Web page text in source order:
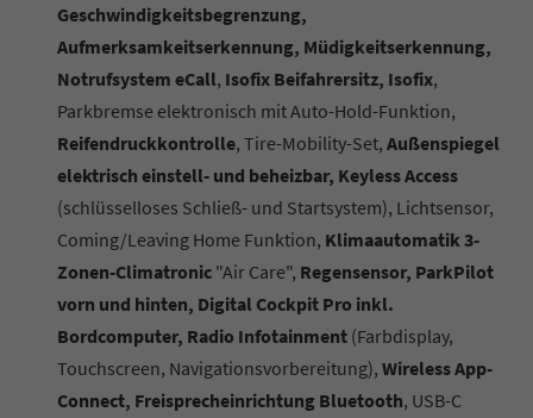
Geschwindigkeitsbegrenzung,
Aufmerksamkeitserkennung, Müdigkeitserkennung,
Notrufsystem eCall, Isofix Beifahrersitz, Isofix,
Parkbremse elektronisch mit Auto-Hold-Funktion,
Reifendruckkontrolle, Tire-Mobility-Set, Außenspiegel
elektrisch einstell- und beheizbar, Keyless Access
(schlüsselloses Schließ- und Startsystem), Lichtsensor,
Coming/Leaving Home Funktion, Klimaautomatik 3-
Zonen-Climatronic "Air Care", Regensensor, ParkPilot
vorn und hinten, Digital Cockpit Pro inkl.
Bordcomputer, Radio Infotainment (Farbdisplay,
Touchscreen, Navigationsvorbereitung), Wireless App-
Connect, Freisprecheinrichtung Bluetooth, USB-C